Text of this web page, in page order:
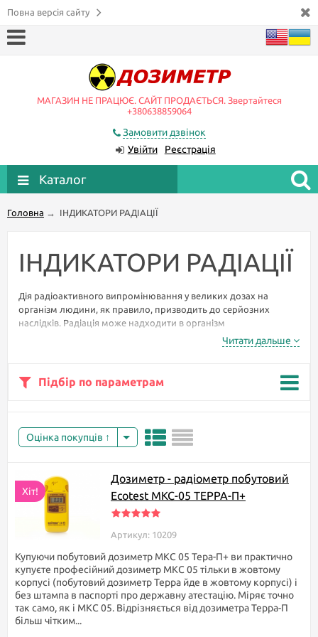
Повна версія сайту
МАГАЗИН НЕ ПРАЦЮЄ. САЙТ ПРОДАЄТЬСЯ. Звертайтеся
+380638859064
Замовити дзвінок
Увійти
Реєстрація
Каталог
Головна → ІНДИКАТОРИ РАДІАЦІЇ
ІНДИКАТОРИ РАДІАЦІЇ
Дія радіоактивного випромінювання у великих дозах на
організм людини, як правило, призводить до серйозних
наслідків. Радіація може надходити в організм
найрізноманітнішими шляхами. При прийомі їжі, разом з
продуктами, при диханні і навіть через шкіру. Під час
клітини організму і починають руйнувати їх.
це не реагує. Лише
через час може
температура.
Щоб убезпечити своє
життя від невідомості,
яка вбиває, досить
Читати дальше
Підбір по параметрам
Оцінка покупців
Хіт!
Дозиметр - радіометр побутовий
Ecotest МКС-05 TEPPA-П+
Артикул: 10209
Купуючи побутовий дозиметр МКС 05 Тера-П+ ви практично
купуєте професійний дозиметр МКС 05 тільки в жовтому
корпусі (побутовий дозиметр Терра йде в жовтому корпусі) і
без штампа в паспорті про державну атестацію. Міряє точно
так само, як і МКС 05. Відрізняється від дозиметра Терра-П
більш чітким...